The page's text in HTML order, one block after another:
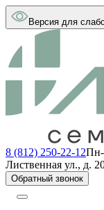
Версия для
8 (812) 250-22-12Пн-
Лиственная ул., д.
Обратный звонок